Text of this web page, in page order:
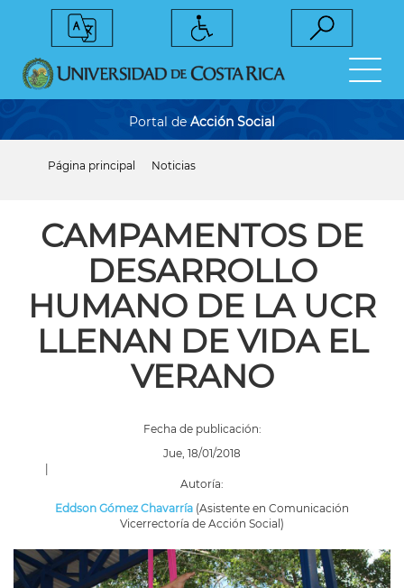
Portal de Acción Social
ayuda
navegación
Página principal Noticias
CAMPAMENTOS DE
DESARROLLO
HUMANO DE LA UCR
LLENAN DE VIDA EL
VERANO
Fecha de publicación:
Jue, 18/01/2018
|
Autoría:
Eddson Gómez Chavarría (Asistente en Comunicación
Vicerrectoría de Acción Social)